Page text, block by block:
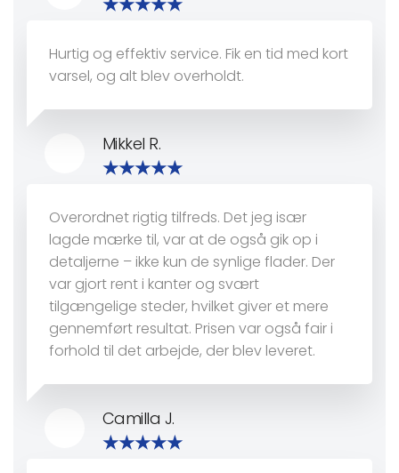
Hurtig og effektiv service. Fik en tid med kort
varsel, og alt blev overholdt.
Mikkel R.
Overordnet rigtig tilfreds. Det jeg især
lagde mærke til, var at de også gik op i
detaljerne – ikke kun de synlige flader. Der
var gjort rent i kanter og svært
tilgængelige steder, hvilket giver et mere
gennemført resultat. Prisen var også fair i
forhold til det arbejde, der blev leveret.
Camilla J.